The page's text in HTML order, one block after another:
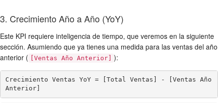
3. Crecimiento Año a Año (YoY)
Este KPI requiere inteligencia de tiempo, que veremos en la siguiente
sección. Asumiendo que ya tienes una medida para las ventas del año
anterior (
[Ventas Año Anterior] ):
Crecimiento Ventas YoY = [Total Ventas] - [Ventas Año
Anterior]